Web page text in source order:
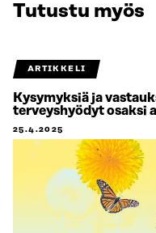
Tutustu myös
ARTIKKELI
Kysymyksiä ja
terveyshyödyt osaksi
25.4.2025